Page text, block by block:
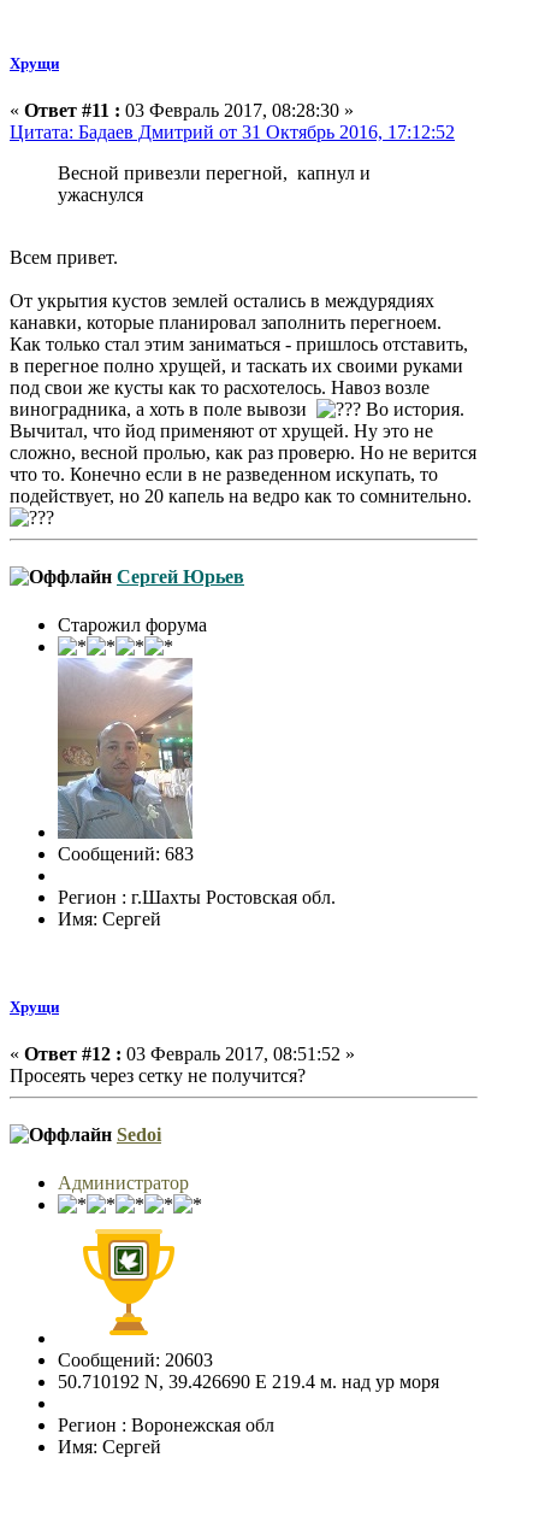
Хрущи
« Ответ #11 : 03 Февраль 2017, 08:28:30 »
Цитата: Бадаев Дмитрий от 31 Октябрь 2016, 17:12:52
Весной привезли перегной, капнул и
ужаснулся
Всем привет.
От укрытия кустов землей остались в междурядиях
канавки, которые планировал заполнить перегноем.
Как только стал этим заниматься - пришлось отставить,
в перегное полно хрущей, и таскать их своими руками
под свои же кусты как то расхотелось. Навоз возле
виноградника, а хоть в поле вывози
Во история.
Вычитал, что йод применяют от хрущей. Ну это не
сложно, весной пролью, как раз проверю. Но не верится
что то. Конечно если в не разведенном искупать, то
подействует, но 20 капель на ведро как то сомнительно.
Сергей Юрьев
Старожил форума
Сообщений: 683
Регион : г.Шахты Ростовская обл.
Имя: Сергей
Хрущи
« Ответ #12 : 03 Февраль 2017, 08:51:52 »
Просеять через сетку не получится?
Sedoi
Администратор
Сообщений: 20603
50.710192 N, 39.426690 E 219.4 м. над ур моря
Регион : Воронежская обл
Имя: Сергей